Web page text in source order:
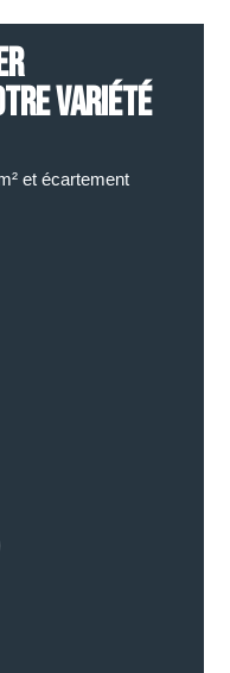
VARIÉTÉ
et écartement